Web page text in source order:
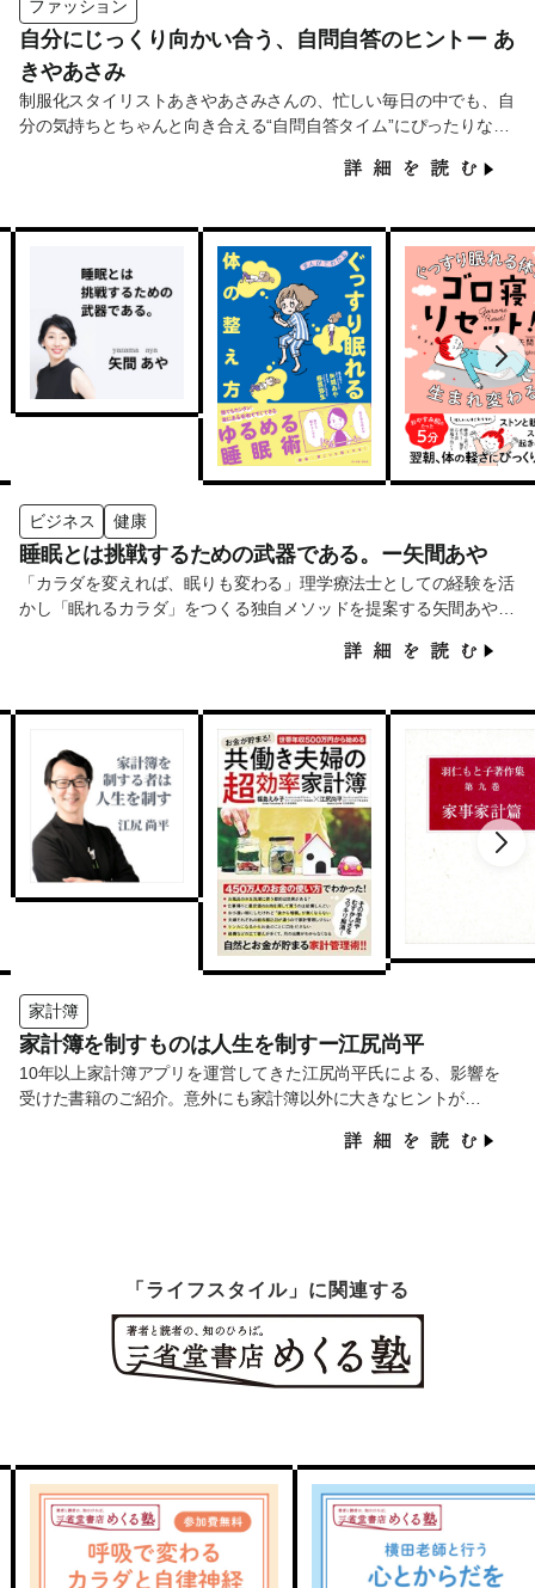
ファッション
自分にじっくり向かい合う、自問自答のヒントー あ
きやあさみ
制服化スタイリストあきやあさみさんの、忙しい毎日の中でも、自
分の気持ちとちゃんと向き合える“自問自答タイム”にぴったりな5
ビジネス 健康
睡眠とは挑戦するための武器である。ー矢間あや
「カラダを変えれば、眠りも変わる」理学療法士としての経験を活
かし「眠れるカラダ」をつくる独自メソッドを提案する矢間あやさ
家計簿
家計簿を制すものは人生を制すー江尻尚平
10年以上家計簿アプリを運営してきた江尻尚平氏による、影響を
受けた書籍のご紹介。意外にも家計簿以外に大きなヒントが…
「ライフスタイル」に関連する